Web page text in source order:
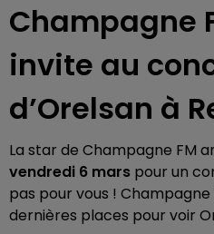
Champagne
invite au
d’Orelsan à
La star de Champagne FM
vendredi 6 mars pour un
pas pour vous !
dernières places pour voir